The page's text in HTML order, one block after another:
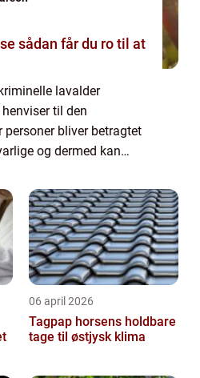
at
lavalder
til den
bliver betragtet
og dermed kan
særdeles vigtigt emn...
06 april 2026
Tagpap horsens holdbare
tage til østjysk klima